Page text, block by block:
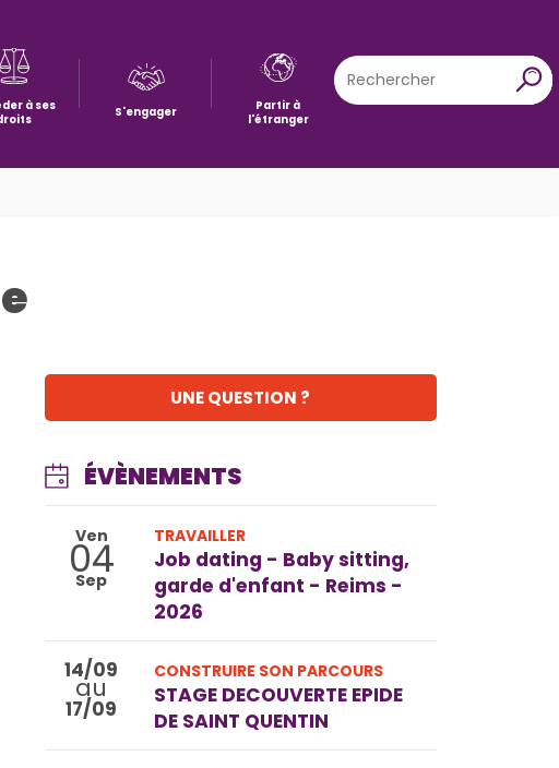
à ses
S'engager
Partir à
l'étranger
Rechercher
X
UNE QUESTION ?
ÉVÈNEMENTS
Ven
04
Sep
TRAVAILLER
Job dating - Baby sitting,
garde d'enfant - Reims -
2026
14/09
au
17/09
CONSTRUIRE SON PARCOURS
STAGE DECOUVERTE EPIDE
DE SAINT QUENTIN